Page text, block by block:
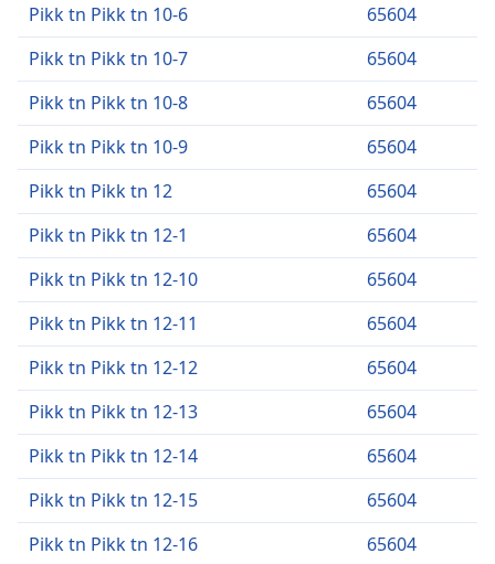
Pikk tn Pikk tn 10-6
65604
Pikk tn Pikk tn 10-7
65604
Pikk tn Pikk tn 10-8
65604
Pikk tn Pikk tn 10-9
65604
Pikk tn Pikk tn 12
65604
Pikk tn Pikk tn 12-1
65604
Pikk tn Pikk tn 12-10
65604
Pikk tn Pikk tn 12-11
65604
Pikk tn Pikk tn 12-12
65604
Pikk tn Pikk tn 12-13
65604
Pikk tn Pikk tn 12-14
65604
Pikk tn Pikk tn 12-15
65604
Pikk tn Pikk tn 12-16
65604